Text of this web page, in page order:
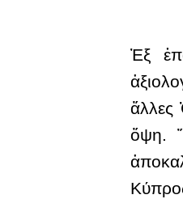
Ἐξ
ἄλλες
ὄψη.